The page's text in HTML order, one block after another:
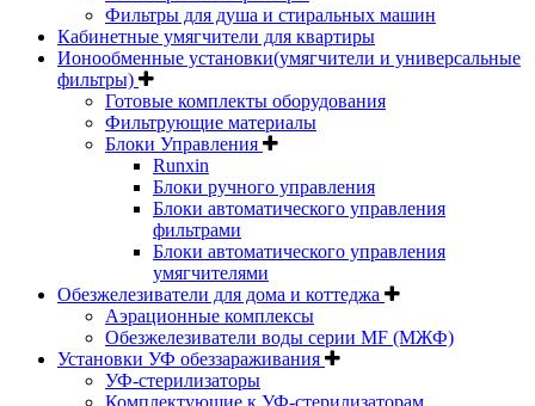
Фильтры для душа и стиральных машин
Кабинетные умягчители для квартиры
Ионообменные установки(умягчители и универсальные
фильтры)
Готовые комплекты оборудования
Фильтрующие материалы
Блоки Управления
Runxin
Блоки ручного управления
Блоки автоматического управления
фильтрами
Блоки автоматического управления
умягчителями
Обезжелезиватели для дома и коттеджа
Аэрационные комплексы
Обезжелезиватели воды серии MF (МЖФ)
Установки УФ обеззараживания
УФ-стерилизаторы
Комплектующие к УФ-стерилизаторам